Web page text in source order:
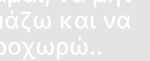
και να